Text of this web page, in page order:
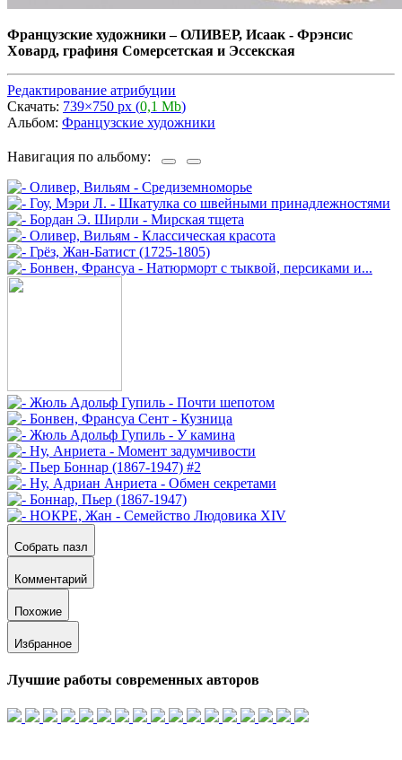
Французские художники–ОЛИВЕР, Исаак - Фрэнсис
Ховард, графиня Сомерсетская и Эссекская
Редактирование атрибуции
Скачать: 739×750 px (0,1 Mb)
Альбом: Французские художники
Навигация по альбому:
Собрать пазл
Комментарий
Похожие
Избранное
Лучшие работы современных авторов